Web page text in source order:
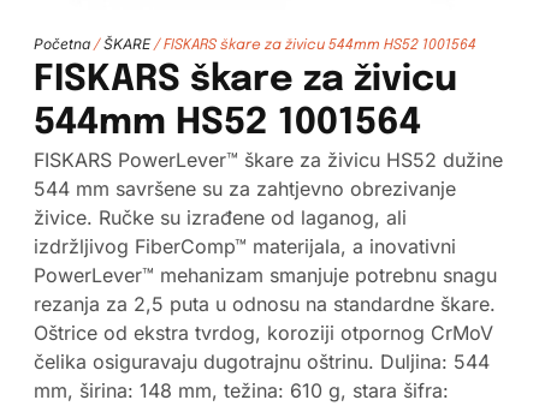
Početna/ ŠKARE/ FISKARS škare za živicu 544mm HS52 1001564
FISKARS škare za živicu
544mm HS52 1001564
FISKARS PowerLever™ škare za živicu HS52 dužine
544 mm savršene su za zahtjevno obrezivanje
živice. Ručke su izrađene od laganog, ali
izdržljivog FiberComp™ materijala, a inovativni
PowerLever™ mehanizam smanjuje potrebnu snagu
rezanja za 2,5 puta u odnosu na standardne škare.
Oštrice od ekstra tvrdog, koroziji otpornog CrMoV
čelika osiguravaju dugotrajnu oštrinu. Duljina: 544
mm, širina: 148 mm, težina: 610 g, stara šifra: